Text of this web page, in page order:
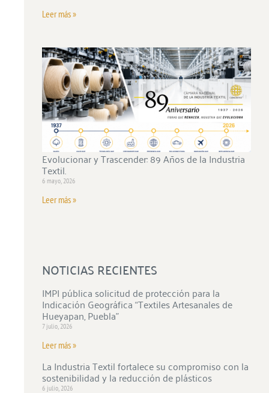
Leer más »
Evolucionar y Trascender: 89 Años de la Industria
Textil.
6 mayo, 2026
Leer más »
NOTICIAS RECIENTES
IMPI pública solicitud de protección para la
Indicación Geográfica “Textiles Artesanales de
Hueyapan, Puebla”
7 julio, 2026
Leer más »
La Industria Textil fortalece su compromiso con la
sostenibilidad y la reducción de plásticos
6 julio, 2026